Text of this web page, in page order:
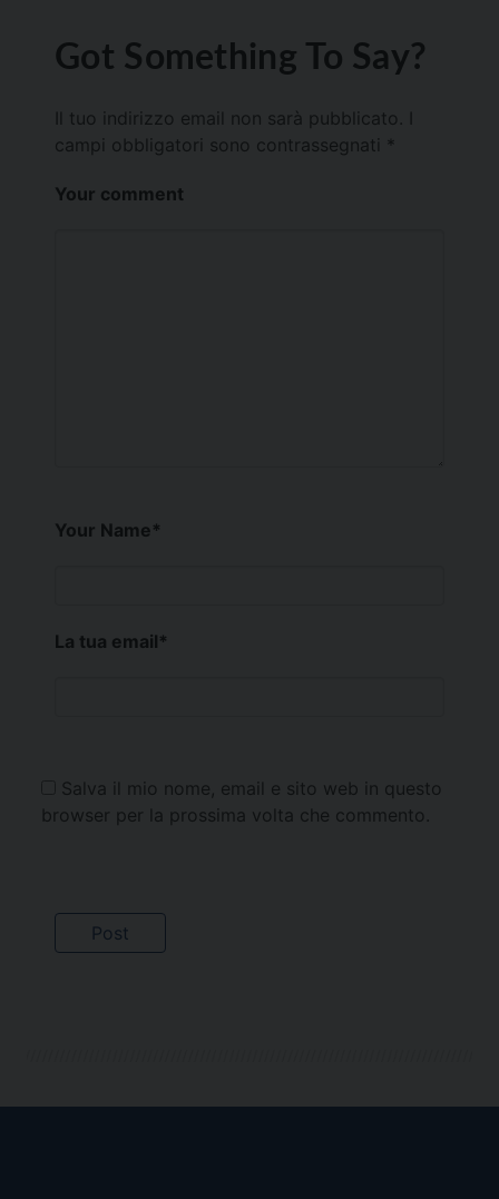
Got Something To Say?
Il tuo indirizzo email non sarà pubblicato.
campi obbligatori sono contrassegnati *
Your comment
Your Name*
La tua email*
Salva il mio nome, email e sito web in questo
browser per la prossima volta che commento.